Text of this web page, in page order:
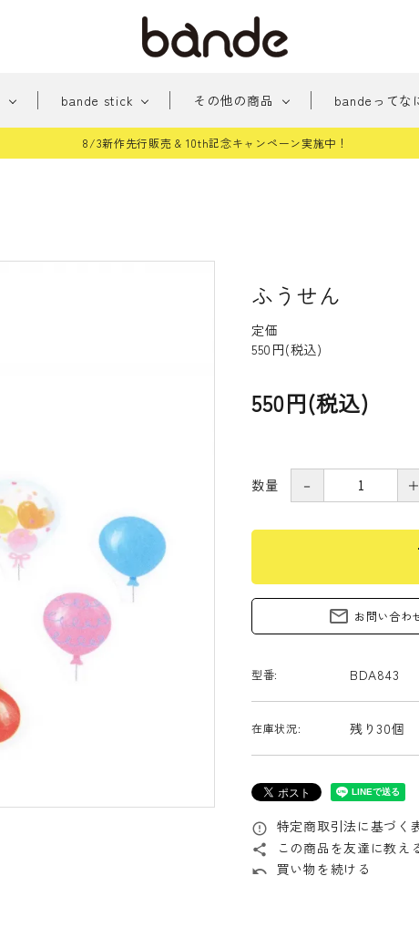
和柄
bande stick その他の商品 bandeってな
8/3新作先行販売 & 10th記念キャンペーン実施中！
ふうせん
定価
550円(税込)
550円(税込)
数量 － ＋
mail_outline お問い合わ
型番: BDA843
在庫状況: 残り30個
error_outline 特定商取引法に基づく
share この商品を友達に教え
undo 買い物を続ける